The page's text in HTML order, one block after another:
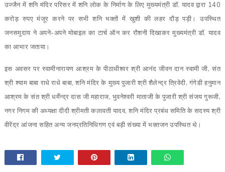
उज्जैन में शनि मंदिर परिसर में शनि लोक के निर्माण के लिए मुख्यमंत्री डॉ. यादव द्वारा 140
करोड़ रुपए मंजूर करने पर सभी शनि भक्तों में खुशी की लहर दौड़ पड़ी। उपस्थित
जनसमुदाय ने अपने-अपने मोबाइल का टार्च ऑन कर रौशनी दिखाकर मुख्यमंत्री डॉ. यादव
का आभार जताया।
इस अवसर पर स्वामीनारायण आश्रम के पीठाधीश्वर श्री आनंद जीवन दान स्वामी जी, संत
श्री श्याम बाबा राधे राधे बाबा, शनि मंदिर के मुख्य पुजारी श्री शैलेन्द्र त्रिवेदी, गंगेडी हनुमान
आश्रम के संत श्री धर्मेन्द्र दास जी महाराज, भुवनेश्वरी माताजी के पुजारी श्री संजय गुरूजी,
नगर निगम की अध्यक्षा दीदी श्रीमती कलावती यादव, शनि मंदिर प्रबंध समिति के सदस्य श्री
वीरेंद्र आंजना सहित अन्य जनप्रतिनिधिगण एवं बड़ी संख्या में भक्तजन उपस्थित थे।